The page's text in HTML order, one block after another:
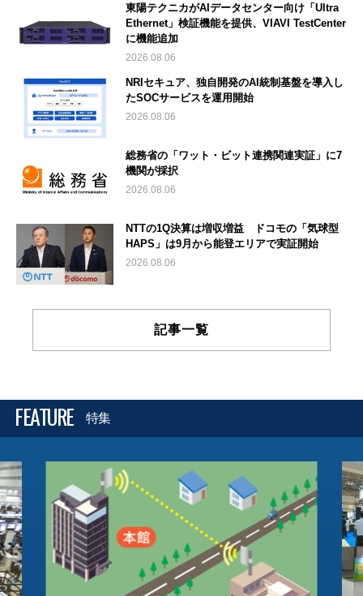
東陽テクニカがAIデータセンター向け「Ultra
Ethernet」検証機能を提供、VIAVI TestCenter
に機能追加
2026.08.06
NRIセキュア、独自開発のAI統制基盤を導入し
たSOCサービスを運用開始
2026.08.06
総務省の「ワット・ビット連携関連実証」に7
機関が採択
2026.08.06
NTTの1Q決算は増収増益 ドコモの「気球型
HAPS」は9月から能登エリアで実証開始
2026.08.06
記事一覧
FEATURE 特集